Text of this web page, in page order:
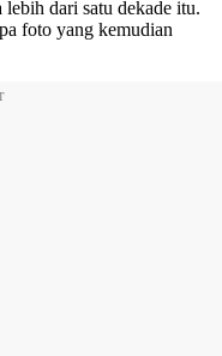
dari satu dekade itu.
foto yang kemudian